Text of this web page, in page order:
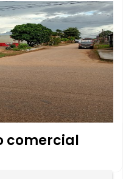
comercial